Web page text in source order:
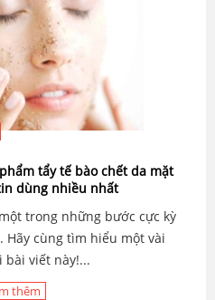
tẩy tế bào chết da mặt
dùng nhiều nhất
trong những bước cực kỳ
cùng tìm hiểu một vài
viết này!...
thêm